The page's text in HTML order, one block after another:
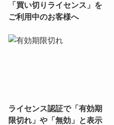
「買い切りライセンス」を
ご利用中のお客様へ
ライセンス認証で「有効期
限切れ」や「無効」と表示